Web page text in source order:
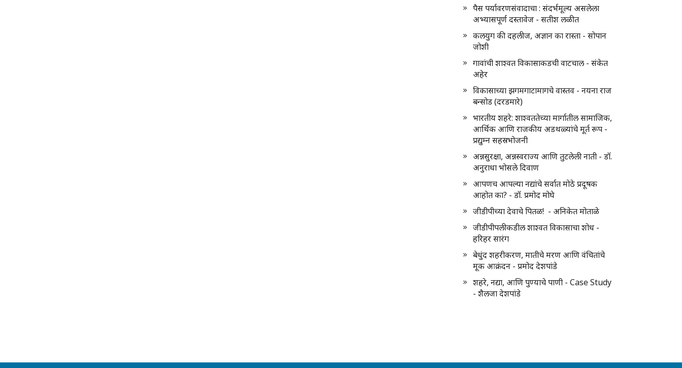
पैस पर्यावरणसंवादाचा : संदर्भमूल्य असलेला
अभ्यासपूर्ण दस्तावेज - सतीश लळीत
कलयुग की दहलीज, अज्ञान का रास्ता - सोपान
जोशी
गावांची शाश्वत विकासाकडची वाटचाल - संकेत
अहेर
विकासाच्या झगमगाटामागचे वास्तव - नयना राज
बन्सोड (दरडमारे)
भारतीय शहरे: शाश्वततेच्या मार्गातील सामाजिक,
आर्थिक आणि राजकीय अडथळ्यांचे मूर्त रूप -
प्रद्युम्न सहस्रभोजनी
अन्नसुरक्षा, अन्नस्वराज्य आणि तुटलेली नाती - डॉ.
अनुराधा भोसले दिवाण
आपणच आपल्या नद्यांचे सर्वात मोठे प्रदूषक
आहोत का? - डॉ. प्रमोद मोघे
जीडीपीच्या देवाचे पितळ! - अनिकेत मोताळे
जीडीपीपलीकडील शाश्वत विकासाचा शोध -
हरिहर सारंग
बेधुंद शहरीकरण, मातीचे मरण आणि वंचितांचे
मूक आक्रंदन - प्रमोद देशपांडे
शहरे, नद्या, आणि पुण्याचे पाणी - Case Study
- शैलजा देशपांडे